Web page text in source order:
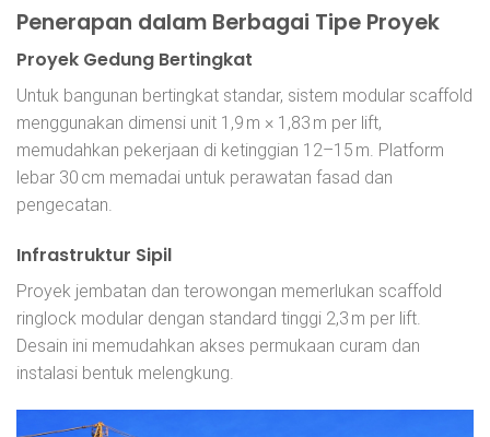
Penerapan dalam Berbagai Tipe Proyek
Proyek Gedung Bertingkat
Untuk bangunan bertingkat standar, sistem modular scaffold
menggunakan dimensi unit 1,9 m × 1,83 m per lift,
memudahkan pekerjaan di ketinggian 12–15 m. Platform
lebar 30 cm memadai untuk perawatan fasad dan
pengecatan.
Infrastruktur Sipil
Proyek jembatan dan terowongan memerlukan scaffold
ringlock modular dengan standard tinggi 2,3 m per lift.
Desain ini memudahkan akses permukaan curam dan
instalasi bentuk melengkung.